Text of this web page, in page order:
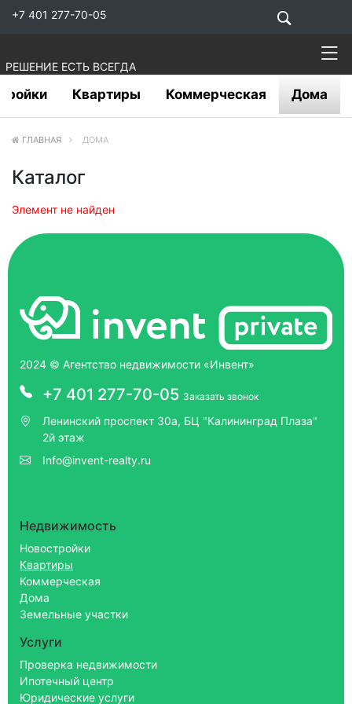
+7 401 277-70-05
РЕШЕНИЕ ЕСТЬ ВСЕГДА
Квартиры Коммерческая Дома
ГЛАВНАЯ ДОМА
Каталог
Элемент не найден
2024 © Агентство недвижимости «Инвент»
+7 401 277-70-05 Заказать звонок
Ленинский проспект 30а, БЦ "Калининград Плаза"
2й этаж
Info@invent-realty.ru
Недвижимость
Новостройки
Квартиры
Коммерческая
Дома
Земельные участки
Услуги
Проверка недвижимости
Ипотечный центр
Юридические услуги